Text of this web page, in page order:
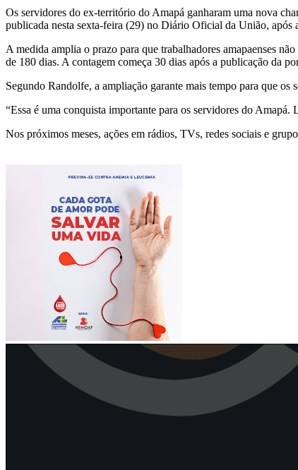
Os servidores do ex-território do Amapá ganharam uma nova
publicada nesta sexta-feira (29) no Diário Oficial da União,
A medida amplia o prazo para que trabalhadores amapaenses
de 180 dias. A contagem começa 30 dias após a publicação da
Segundo Randolfe, a ampliação garante mais tempo para que os
“Essa é uma conquista importante para os servidores do
Nos próximos meses, ações em rádios, TVs, redes sociais e